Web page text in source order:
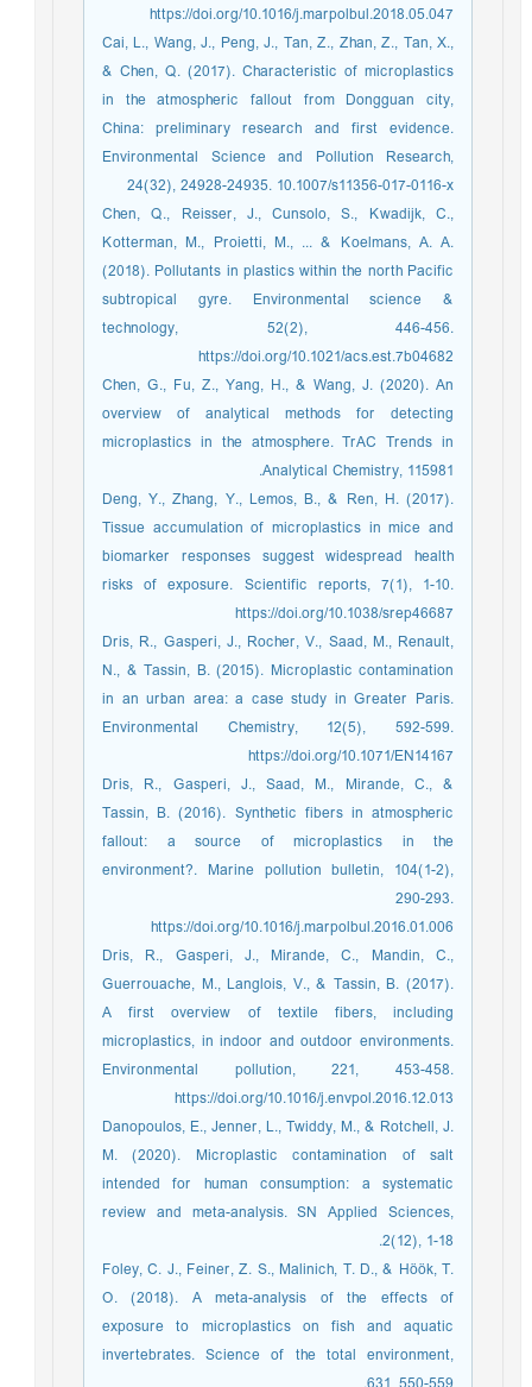
https://doi.org/10.1016/j.marpolbul.2018.05.047
Cai, L., Wang, J., Peng, J., Tan, Z., Zhan, Z., Tan, X.,
& Chen, Q. (2017). Characteristic of microplastics
in the atmospheric fallout from Dongguan city,
China: preliminary research and first evidence.
Environmental Science and Pollution Research,
24(32), 24928-24935. 10.1007/s11356-017-0116-x
Chen, Q., Reisser, J., Cunsolo, S., Kwadijk, C.,
Kotterman, M., Proietti, M., ... & Koelmans, A. A.
(2018). Pollutants in plastics within the north Pacific
subtropical gyre. Environmental science &
technology, 52(2), 446-456.
https://doi.org/10.1021/acs.est.7b04682
Chen, G., Fu, Z., Yang, H., & Wang, J. (2020). An
overview of analytical methods for detecting
microplastics in the atmosphere. TrAC Trends in
Analytical Chemistry, 115981.
Deng, Y., Zhang, Y., Lemos, B., & Ren, H. (2017).
Tissue accumulation of microplastics in mice and
biomarker responses suggest widespread health
risks of exposure. Scientific reports, 7(1), 1-10.
https://doi.org/10.1038/srep46687
Dris, R., Gasperi, J., Rocher, V., Saad, M., Renault,
N., & Tassin, B. (2015). Microplastic contamination
in an urban area: a case study in Greater Paris.
Environmental Chemistry, 12(5), 592-599.
https://doi.org/10.1071/EN14167
Dris, R., Gasperi, J., Saad, M., Mirande, C., &
Tassin, B. (2016). Synthetic fibers in atmospheric
fallout: a source of microplastics in the
environment?. Marine pollution bulletin, 104(1-2),
290-293.
https://doi.org/10.1016/j.marpolbul.2016.01.006
Dris, R., Gasperi, J., Mirande, C., Mandin, C.,
Guerrouache, M., Langlois, V., & Tassin, B. (2017).
A first overview of textile fibers, including
microplastics, in indoor and outdoor environments.
Environmental pollution, 221, 453-458.
https://doi.org/10.1016/j.envpol.2016.12.013
Danopoulos, E., Jenner, L., Twiddy, M., & Rotchell, J.
M. (2020). Microplastic contamination of salt
intended for human consumption: a systematic
review and meta-analysis. SN Applied Sciences,
2(12), 1-18.
Foley, C. J., Feiner, Z. S., Malinich, T. D., & Höök, T.
O. (2018). A meta-analysis of the effects of
exposure to microplastics on fish and aquatic
invertebrates. Science of the total environment,